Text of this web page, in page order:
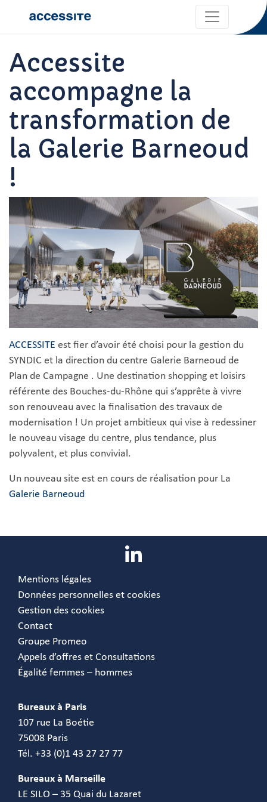
Accessite
accompagne la
transformation de
la Galerie Barneoud
!
ACCESSITE est fier d’avoir été choisi pour la gestion du
SYNDIC et la direction du centre Galerie Barneoud de
Plan de Campagne . Une destination shopping et loisirs
référente des Bouches-du-Rhône qui s’apprête à vivre
son renouveau avec la finalisation des travaux de
modernisation ! Un projet ambitieux qui vise à redessiner
le nouveau visage du centre, plus tendance, plus
polyvalent, et plus convivial.
Un nouveau site est en cours de réalisation pour La
Galerie Barneoud
Mentions légales
Données personnelles et cookies
Gestion des cookies
Contact
Groupe Promeo
Appels d’offres et Consultations
Égalité femmes – hommes
Bureaux à Paris
107 rue La Boétie
75008 Paris
Tél. +33 (0)1 43 27 27 77
Bureaux à Marseille
LE SILO – 35 Quai du Lazaret